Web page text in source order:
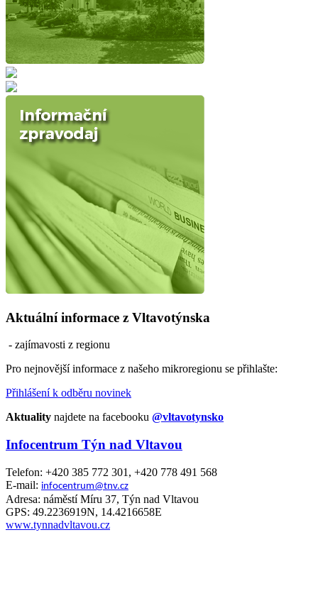
Aktuální informace z Vltavotýnska
- zajímavosti z regionu
Pro nejnovější informace z našeho mikroregionu se přihlašte:
Přihlášení k odběru novinek
Aktuality najdete na facebooku @vltavotynsko
Infocentrum Týn nad Vltavou
Telefon: +420 385 772 301, +420 778 491 568
E-mail: infocentrum@tnv.cz
Adresa: náměstí Míru 37, Týn nad Vltavou
GPS: 49.2236919N, 14.4216658E
www.tynnadvltavou.cz